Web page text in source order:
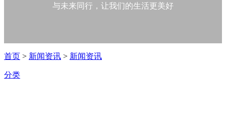
与未来同行，让我们的生活更美好
首页 > 新闻资讯 > 新闻资讯
分类